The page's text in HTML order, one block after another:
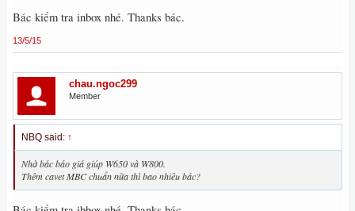
Bác kiểm tra inbox nhé. Thanks bác.
13/5/15
chau.ngoc299
Member
NBQ said: ↑
Nhờ bác báo giá giúp W650 và W800.
Thêm cavet MBC chuẩn nữa thì bao nhiêu bác?